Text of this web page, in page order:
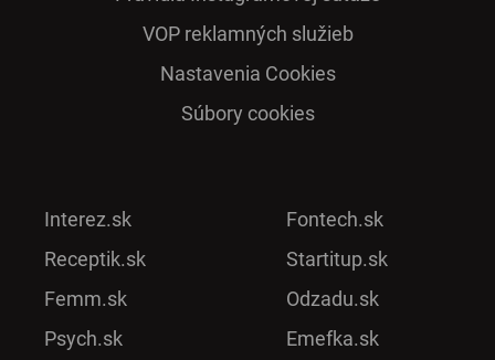
VOP reklamných služieb
Nastavenia Cookies
Súbory cookies
Interez.sk
Receptik.sk
Femm.sk
Psych.sk
Fontech.sk
Startitup.sk
Odzadu.sk
Emefka.sk